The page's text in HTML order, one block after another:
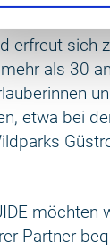
sich vom
erfreut sich
als 30
etwa bei
möchten
Partner